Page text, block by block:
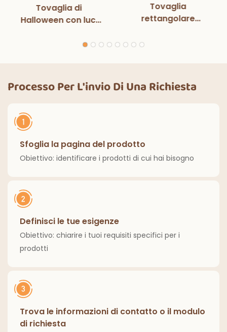
Tovaglia di
Halloween con luci
decorazioni per
cucina, decorazioni
per la casa
Tovaglia
rettangolare
nero con luci
decorazioni
classiche per interni
Processo Per L'invio Di Una Richiesta
Sfoglia la pagina del prodotto
Obiettivo: identificare i prodotti di cui hai bisogno
Definisci le tue esigenze
Obiettivo: chiarire i tuoi requisiti specifici per i
prodotti
Trova le informazioni di contatto o il modulo
di richiesta